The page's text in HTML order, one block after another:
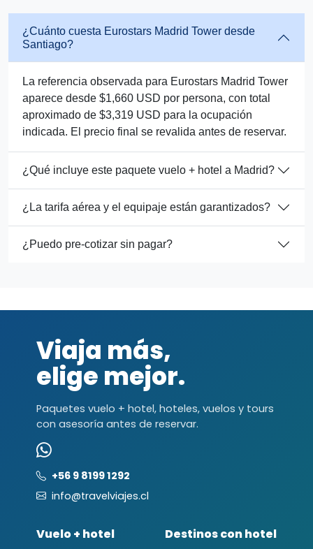
¿Cuánto cuesta Eurostars Madrid Tower desde
Santiago?
La referencia observada para Eurostars Madrid Tower
aparece desde $1,660 USD por persona, con total
aproximado de $3,319 USD para la ocupación
indicada. El precio final se revalida antes de reservar.
¿Qué incluye este paquete vuelo + hotel a Madrid?
¿La tarifa aérea y el equipaje están garantizados?
¿Puedo pre-cotizar sin pagar?
Viaja más,
elige mejor.
Paquetes vuelo + hotel, hoteles, vuelos y tours
con asesoría antes de reservar.
+56 9 8199 1292
info@travelviajes.cl
Vuelo + hotel Destinos con hotel